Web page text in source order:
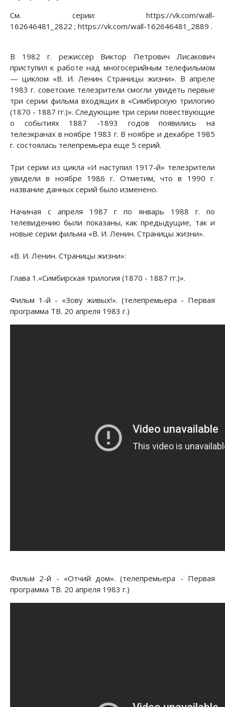
См. серии: https://vk.com/wall-
162646481_2822 ; https://vk.com/wall-162646481_2889 .
В 1982 г. режиссер Виктор Петрович Лисакович
приступил к работе над многосерийным телефильмом
— циклом «В. И. Ленин. Страницы жизни». В апреле
1983 г. советские телезрители смогли увидеть первые
три серии фильма входящих в «Симбирскую трилогию
(1870 - 1887 гг.)». Следующие три серии повествующие
о событиях 1887 -1893 годов появились на
телеэкранах в ноябре 1983 г. В ноябре и декабре 1985
г. состоялась телепремьера еще 5 серий.
Три серии из цикла «И наступил 1917-й» телезрители
увидели в ноябре 1986 г. Отметим, что в 1990 г.
название данных серий было изменено.
Начиная с апреля 1987 г по январь 1988 г. по
телевидению были показаны, как предыдущие, так и
новые серии фильма «В. И. Ленин. Страницы жизни».
«В. И. Ленин. Страницы жизни»:
Глава 1.«Симбирская трилогия (1870 - 1887 гг.)».
Фильм 1-й - «Зову живых!». (телепремьера - Первая
программа ТВ. 20 апреля 1983 г.)
Фильм 2-й - «Отчий дом». (телепремьера - Первая
программа ТВ. 20 апреля 1983 г.)